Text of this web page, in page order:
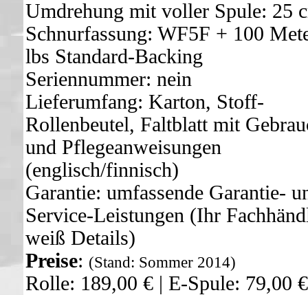
Umdrehung mit voller Spule: 25
Schnurfassung: WF5F + 100
lbs Standard-Backing
Seriennummer: nein
Lieferumfang: Karton, Stoff-
Rollenbeutel, Faltblatt mit
und Pflegeanweisungen
(englisch/finnisch)
Garantie: umfassende Garantie-
Service-Leistungen (Ihr
weiß Details)
Preise: (Stand: Sommer 2014)
Rolle: 189,00 € | E-Spule: 79,00 €